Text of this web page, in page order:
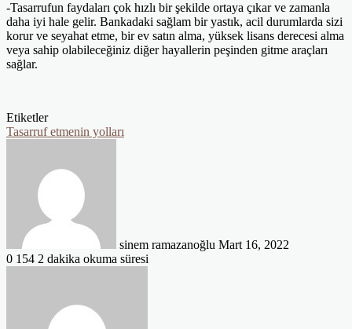
-Tasarrufun faydaları çok hızlı bir şekilde ortaya çıkar ve zamanla
daha iyi hale gelir. Bankadaki sağlam bir yastık, acil durumlarda sizi
korur ve seyahat etme, bir ev satın alma, yüksek lisans derecesi alma
veya sahip olabileceğiniz diğer hayallerin peşinden gitme araçları
sağlar.
Etiketler
Tasarruf etmenin yolları
sinem ramazanoğlu Mart 16, 2022
0 154 2 dakika okuma süresi